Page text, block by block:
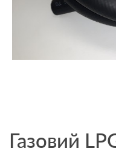
Газовий